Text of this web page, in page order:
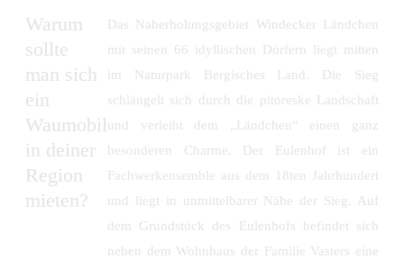
Warum
sollte
man sich
ein
Waumobil
in deiner
Region
mieten?
Das Naherholungsgebiet Windecker Ländchen
mit seinen 66 idyllischen Dörfern liegt mitten
im Naturpark Bergisches Land. Die Sieg
schlängelt sich durch die pitoreske Landschaft
und verleiht dem „Ländchen“ einen ganz
besonderen Charme. Der Eulenhof ist ein
Fachwerkensemble aus dem 18ten Jahrhundert
und liegt in unmittelbarer Nähe der Sieg. Auf
dem Grundstück des Eulenhofs befindet sich
neben dem Wohnhaus der Familie Vasters eine